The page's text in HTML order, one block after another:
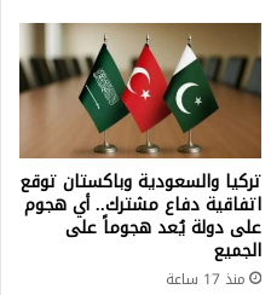
تركيا والسعودية وباكستان توقع
اتفاقية دفاع مشترك.. أي هجوم
على دولة يُعد هجوماً على
الجميع
منذ 17 ساعة